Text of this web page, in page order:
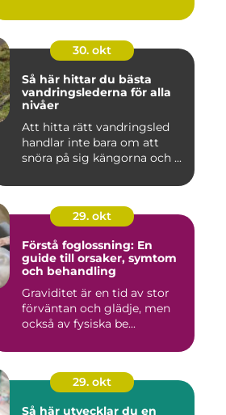
30. okt
Så här hittar du bästa
vandringslederna för alla
nivåer
Att hitta rätt vandringsled
handlar inte bara om att
snöra på sig kängorna och ...
29. okt
Förstå foglossning: En
guide till orsaker, symtom
och behandling
Graviditet är en tid av stor
förväntan och glädje, men
också av fysiska be...
29. okt
Så här utvecklar du en